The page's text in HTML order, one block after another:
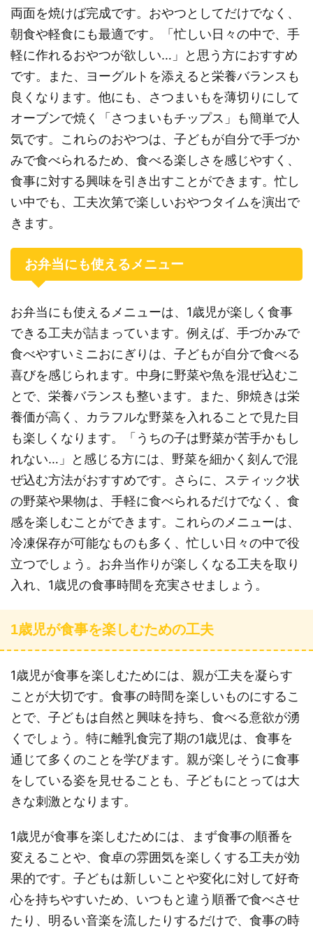
両面を焼けば完成です。おやつとしてだけでなく、
朝食や軽食にも最適です。「忙しい日々の中で、手
軽に作れるおやつが欲しい…」と思う方におすすめ
です。また、ヨーグルトを添えると栄養バランスも
良くなります。他にも、さつまいもを薄切りにして
オーブンで焼く「さつまいもチップス」も簡単で人
気です。これらのおやつは、子どもが自分で手づか
みで食べられるため、食べる楽しさを感じやすく、
食事に対する興味を引き出すことができます。忙し
い中でも、工夫次第で楽しいおやつタイムを演出で
きます。
お弁当にも使えるメニュー
お弁当にも使えるメニューは、1歳児が楽しく食事
できる工夫が詰まっています。例えば、手づかみで
食べやすいミニおにぎりは、子どもが自分で食べる
喜びを感じられます。中身に野菜や魚を混ぜ込むこ
とで、栄養バランスも整います。また、卵焼きは栄
養価が高く、カラフルな野菜を入れることで見た目
も楽しくなります。「うちの子は野菜が苦手かもし
れない…」と感じる方には、野菜を細かく刻んで混
ぜ込む方法がおすすめです。さらに、スティック状
の野菜や果物は、手軽に食べられるだけでなく、食
感を楽しむことができます。これらのメニューは、
冷凍保存が可能なものも多く、忙しい日々の中で役
立つでしょう。お弁当作りが楽しくなる工夫を取り
入れ、1歳児の食事時間を充実させましょう。
1歳児が食事を楽しむための工夫
1歳児が食事を楽しむためには、親が工夫を凝らす
ことが大切です。食事の時間を楽しいものにするこ
とで、子どもは自然と興味を持ち、食べる意欲が湧
くでしょう。特に離乳食完了期の1歳児は、食事を
通じて多くのことを学びます。親が楽しそうに食事
をしている姿を見せることも、子どもにとっては大
きな刺激となります。
1歳児が食事を楽しむためには、まず食事の順番を
変えることや、食卓の雰囲気を楽しくする工夫が効
果的です。子どもは新しいことや変化に対して好奇
心を持ちやすいため、いつもと違う順番で食べさせ
たり、明るい音楽を流したりするだけで、食事の時